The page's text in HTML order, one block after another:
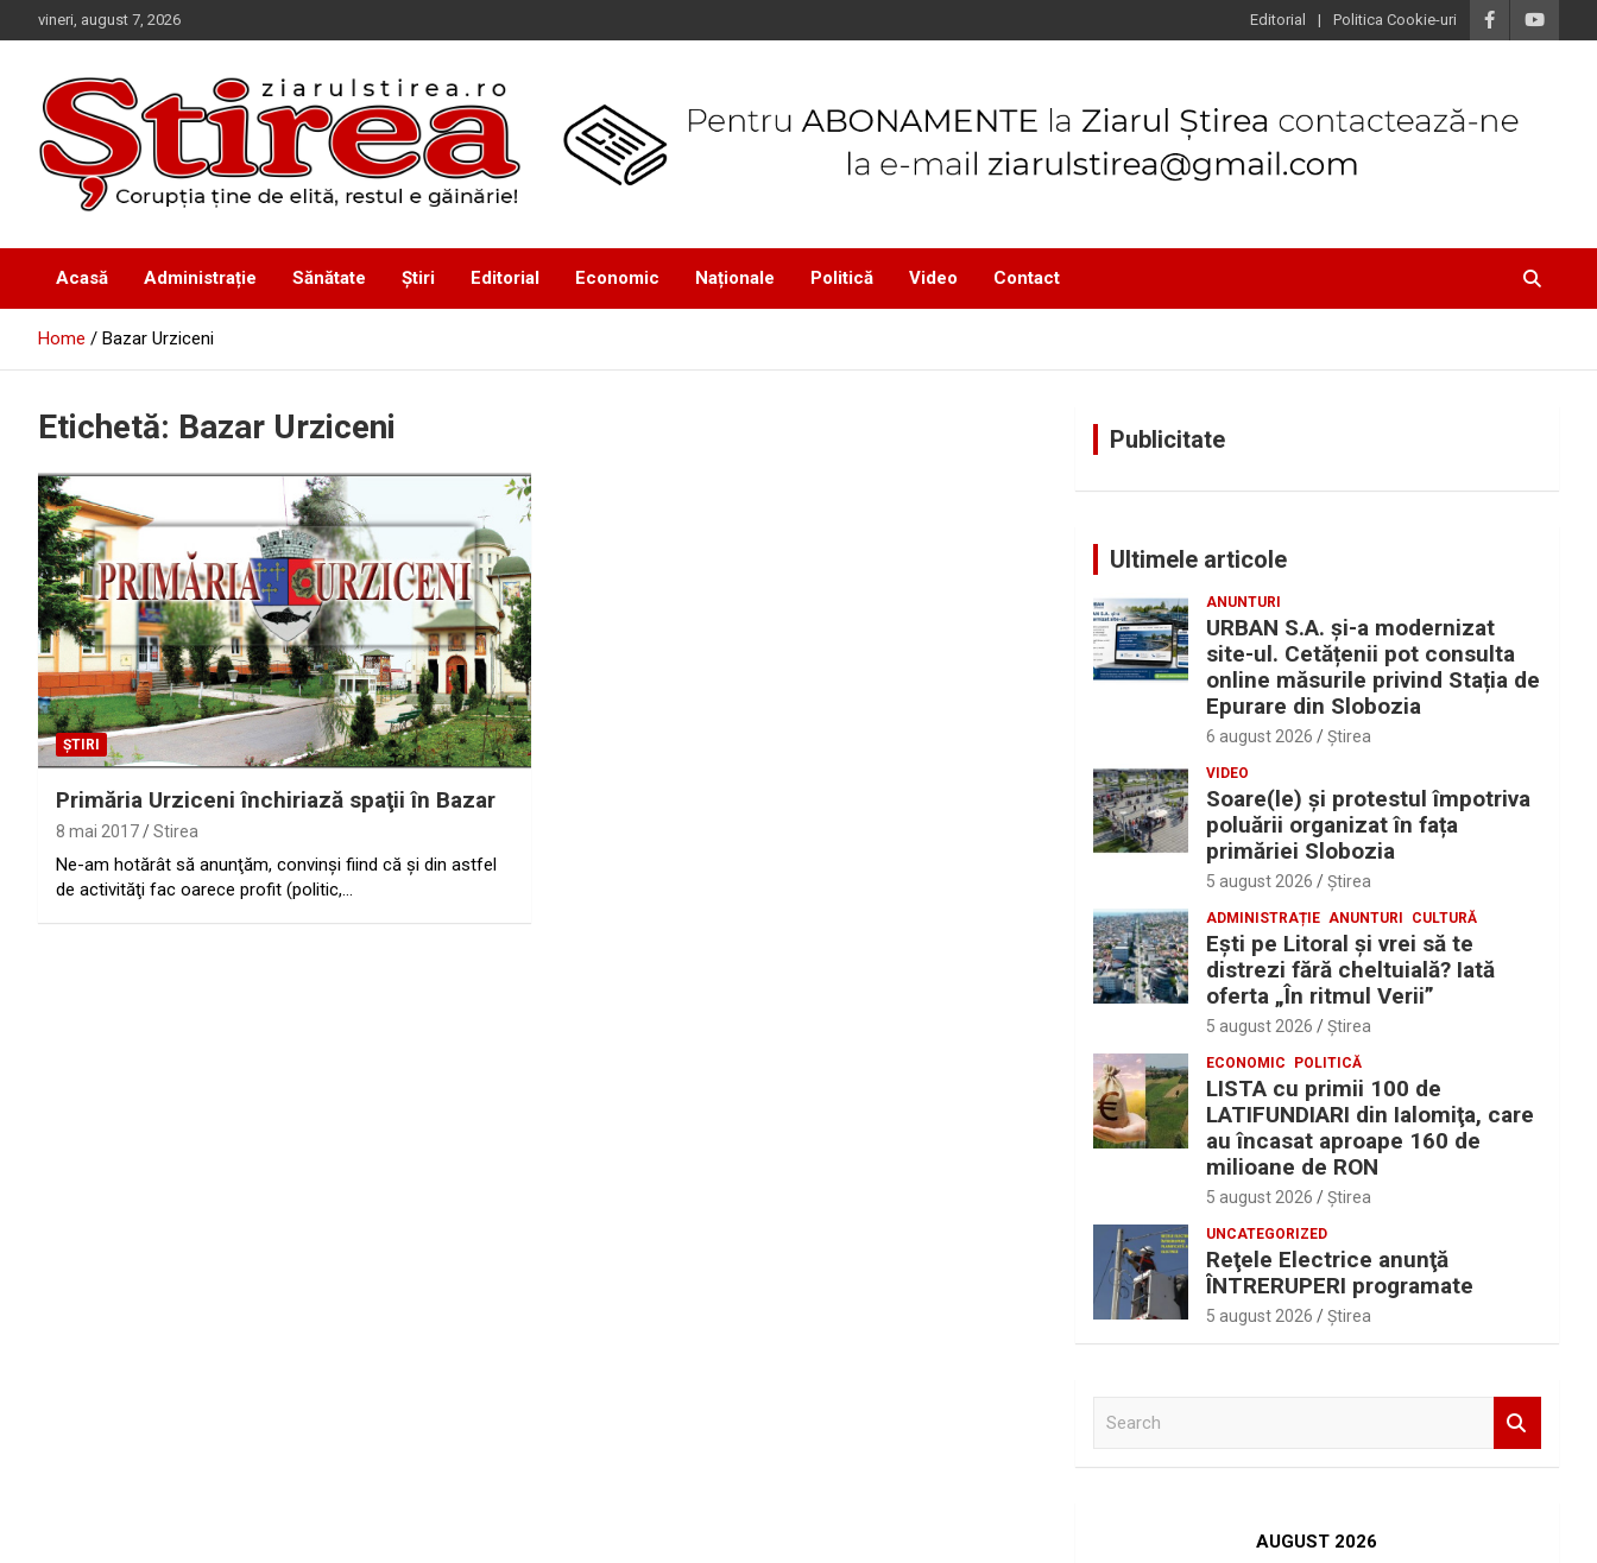
to
vineri, august 7, 2026 Editorial Politica Cookie-uri
Ziarul Știrea
Acasă Administrație Sănătate Știri Editorial Economic Naționale Politică Video Contact
Home Bazar Urziceni
Etichetă: Bazar Urziceni
ȘTIRI
Primăria Urziceni închiriază spaţii în Bazar
8 mai 2017 Stirea
Ne-am hotărât să anunţăm, convinşi fiind că şi din astfel
de activităţi fac oarece profit (politic,…
Publicitate
Ultimele articole
ANUNTURI
URBAN S.A. și-a modernizat
site-ul. Cetățenii pot consulta
online măsurile privind Stația de
Epurare din Slobozia
6 august 2026 Ştirea
VIDEO
Soare(le) și protestul împotriva
poluării organizat în fața
primăriei Slobozia
5 august 2026 Ştirea
ADMINISTRAȚIE ANUNTURI CULTURĂ
Eşti pe Litoral şi vrei să te
distrezi fără cheltuială? Iată
oferta „În ritmul Verii”
5 august 2026 Ştirea
ECONOMIC POLITICĂ
LISTA cu primii 100 de
LATIFUNDIARI din Ialomiţa, care
au încasat aproape 160 de
milioane de RON
5 august 2026 Ştirea
UNCATEGORIZED
Reţele Electrice anunţă
ÎNTRERUPERI programate
5 august 2026 Ştirea
AUGUST 2026